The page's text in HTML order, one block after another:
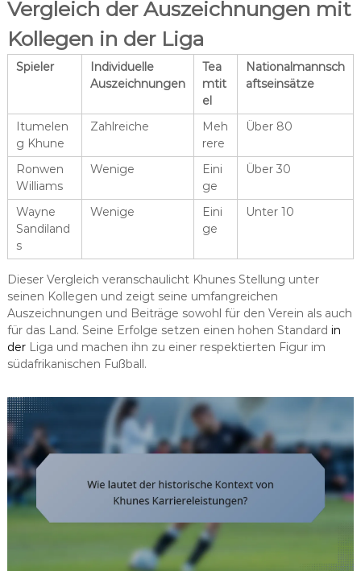
Vergleich der Auszeichnungen mit
Kollegen in der Liga
Spieler
Individuelle
Auszeichnungen
Tea
mtit
el
Nationalmannsch
aftseinsätze
Itumelen
g Khune
Zahlreiche
Meh
rere
Über 80
Ronwen
Williams
Wenige
Eini
ge
Über 30
Wayne
Sandiland
s
Wenige
Eini
ge
Unter 10
Dieser Vergleich veranschaulicht Khunes Stellung unter
seinen Kollegen und zeigt seine umfangreichen
Auszeichnungen und Beiträge sowohl für den Verein als auch
für das Land. Seine Erfolge setzen einen hohen Standard in
derLiga und machen ihn zu einer respektierten Figur im
südafrikanischen Fußball.